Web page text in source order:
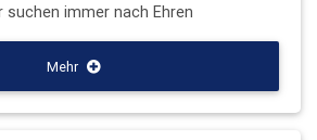
immer nach Ehren
Mehr